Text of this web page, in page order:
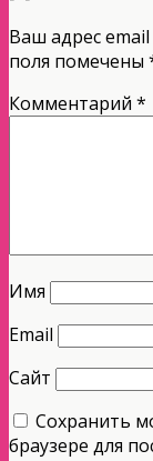
Ваш адрес
поля помечены
Комментарий *
Имя
Email
Сайт
Сохранить
браузере для